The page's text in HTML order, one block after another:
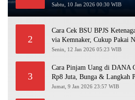
Sabtu, 10 Jan 2026 00:30 WIB
2
Cara Cek BSU BPJS
via Kemnaker, Cukup Pakai
Senin, 12 Jan 2026 05:23 WIB
3
Cara Pinjam Uang di DANA
Rp8 Juta, Bunga & Langkah
Jumat, 9 Jan 2026 23:57 WIB